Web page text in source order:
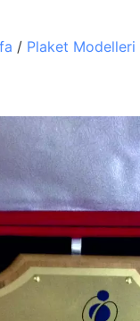
/ Plaket Modelleri